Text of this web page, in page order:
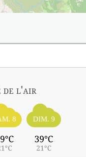
de l'air
8 DIM. 9
39°C
21°C